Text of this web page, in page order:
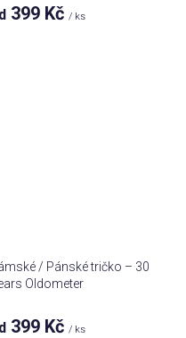
399 Kč/ ks
/ Pánské tričko – 30
Oldometer
399 Kč/ ks